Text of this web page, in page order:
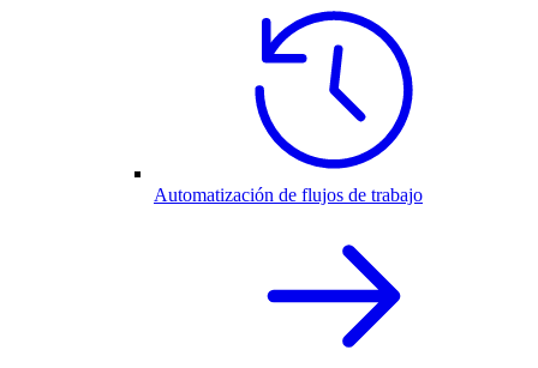
Automatización de flujos de trabajo